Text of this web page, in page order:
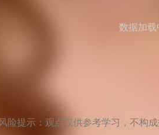
数据加载
风险提示：观点仅供参考学习，不构